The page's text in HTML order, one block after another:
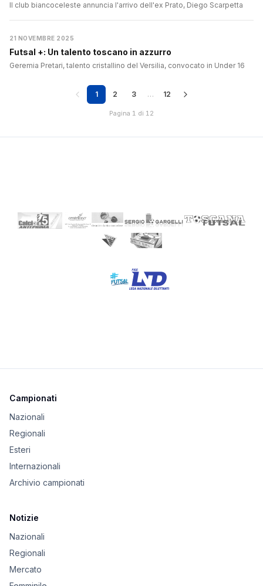
Il club biancoceleste annuncia l'arrivo dell'ex Prato, Diego Scarpetta
21 NOVEMBRE 2025
Futsal +: Un talento toscano in azzurro
Geremia Pretari, talento cristallino del Versilia, convocato in Under 16
1 2 3 … 12
Pagina 1 di 12
Campionati
Nazionali
Regionali
Esteri
Internazionali
Archivio campionati
Notizie
Nazionali
Regionali
Mercato